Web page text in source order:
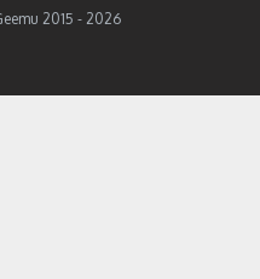
2015 - 2026